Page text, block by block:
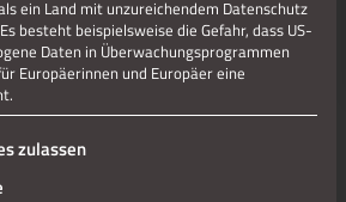
Jetzt teilen
Jetzt teilen
ein Land mit unzureichendem Datenschutz
besteht beispielsweise die Gefahr, dass US-
Daten in Überwachungsprogrammen
Europäerinnen und Europäer eine
Service-Gruppen, für die eine
zulassen